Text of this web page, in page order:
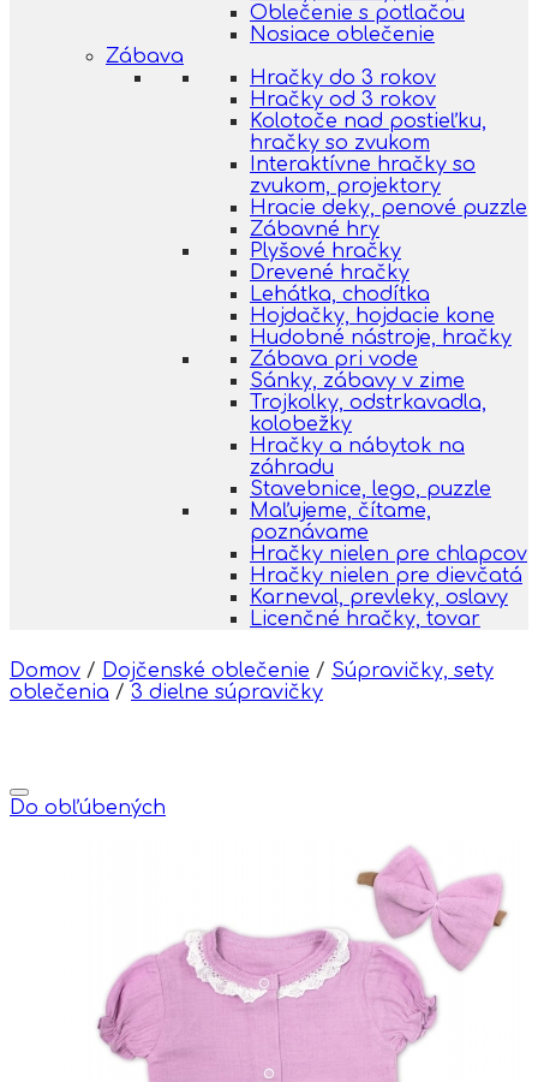
Oblečenie s potlačou
Nosiace oblečenie
Zábava
Hračky do 3 rokov
Hračky od 3 rokov
Kolotoče nad postieľku,
hračky so zvukom
Interaktívne hračky so
zvukom, projektory
Hracie deky, penové puzzle
Zábavné hry
Plyšové hračky
Drevené hračky
Lehátka, chodítka
Hojdačky, hojdacie kone
Hudobné nástroje, hračky
Zábava pri vode
Sánky, zábavy v zime
Trojkolky, odstrkavadla,
kolobežky
Hračky a nábytok na
záhradu
Stavebnice, lego, puzzle
Maľujeme, čítame,
poznávame
Hračky nielen pre chlapcov
Hračky nielen pre dievčatá
Karneval, prevleky, oslavy
Licenčné hračky, tovar
Domov / Dojčenské oblečenie / Súpravičky, sety
oblečenia / 3 dielne súpravičky
Do obľúbených